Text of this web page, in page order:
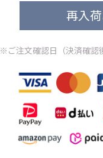
再入
※ご注文確認日（決済確認